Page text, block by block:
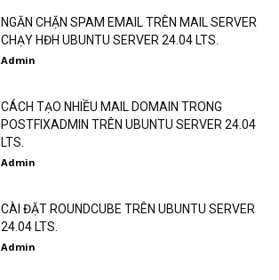
NGĂN CHẶN SPAM EMAIL TRÊN MAIL SERVER
CHẠY HĐH UBUNTU SERVER 24.04 LTS.
Admin
CÁCH TẠO NHIỀU MAIL DOMAIN TRONG
POSTFIXADMIN TRÊN UBUNTU SERVER 24.04
LTS.
Admin
CÀI ĐẶT ROUNDCUBE TRÊN UBUNTU SERVER
24.04 LTS.
Admin